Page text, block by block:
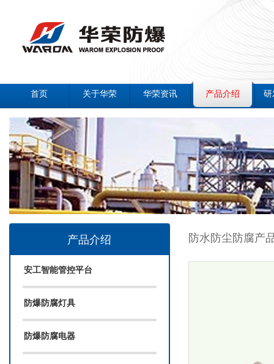
首页 关于华荣 华荣资讯 产品介绍 研
产品介绍
安工智能管控平台
防爆防腐灯具
防爆防腐电器
防水防尘防腐产